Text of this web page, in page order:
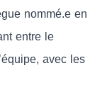
nommé.e en
entre le
avec les